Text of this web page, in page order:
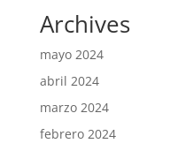
Archives
mayo 2024
abril 2024
marzo 2024
febrero 2024